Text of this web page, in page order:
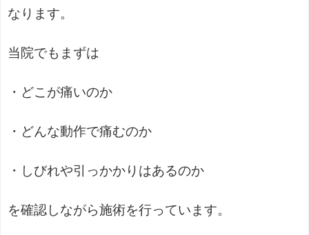
なります。
当院でもまずは
・どこが痛いのか
・どんな動作で痛むのか
・しびれや引っかかりはあるのか
を確認しながら施術を行っています。